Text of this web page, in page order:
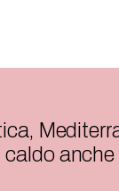
anche